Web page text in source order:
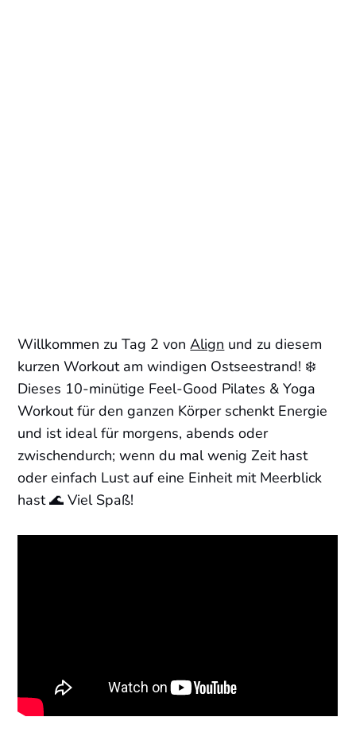
Willkommen zu Tag 2 vonAlign und zu diesem
kurzen Workout am windigen Ostseestrand! ❄️
Dieses 10-minütige Feel-Good Pilates & Yoga
Workout für den ganzen Körper schenkt Energie
und ist ideal für morgens, abends oder
zwischendurch; wenn du mal wenig Zeit hast
oder einfach Lust auf eine Einheit mit Meerblick
hast 🌊 Viel Spaß!